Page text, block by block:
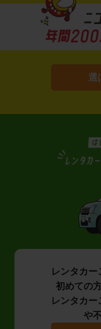
選
レンタカー
初めての
レンタカ
や